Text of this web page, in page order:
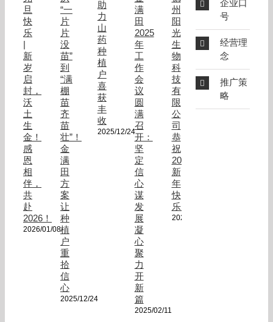
旦
快
乐
|
新
岁
启
封，
沃
土
生
金！
感
恩
相
伴，
共
赴
2026！
2026/01/08
“一
片
片
没
苗”
到
“满
棚
苗
齐
苗
壮”！
金
满
田
方
案
让
种
植
户
重
拾
信
心
2025/12/24
助
力
山
药
种
植
户
喜
获
丰
收
2025/12/24
满
田
2025
年
工
作
会
议
圆
满
召
开：
坚
定
信
心
谋
发
展
凝
心
聚
力
开
新
篇
2025/02/11
州
阳
光
生
物
科
技
有
限
公
司
恭
祝
2025
新
年
快
乐！
2025/01/02
企业口
号
经营理
念
推广策
略